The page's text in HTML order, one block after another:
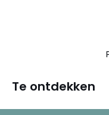
Te ontdekken